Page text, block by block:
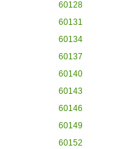
60128
60131
60134
60137
60140
60143
60146
60149
60152